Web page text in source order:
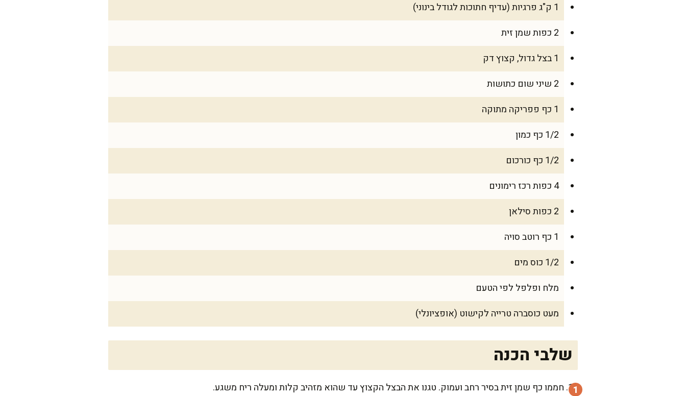
1 ק"ג פרגיות (עדיף חתוכות לגודל בינוני)
2 כפות שמן זית
1 בצל גדול, קצוץ דק
2 שיני שום כתושות
1 כף פפריקה מתוקה
1/2 כף כמון
1/2 כף כורכום
4 כפות רכז רימונים
2 כפות סילאן
1 כף רוטב סויה
1/2 כוס מים
מלח ופלפל לפי הטעם
מעט כוסברה טרייה לקישוט (אופציונלי)
שלבי הכנה
חממו כף שמן זית בסיר רחב ועמוק. טגנו את הבצל הקצוץ עד שהוא מזהיב קלות ומעלה ריח משגע.